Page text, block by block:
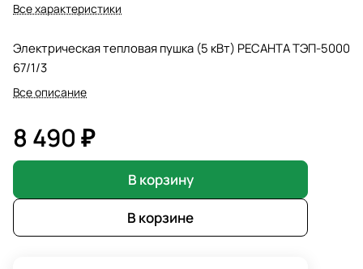
Все характеристики
Электрическая тепловая пушка (5 кВт) РЕСАНТА ТЭП-5000
67/1/3
Все описание
8 490 ₽
В корзину
В корзине